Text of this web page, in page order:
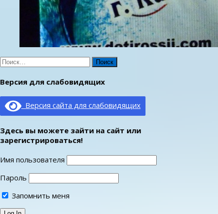
Найти:
Версия для слабовидящих
Версия сайта для слабовидящих
Здесь вы можете зайти на сайт или
зарегистрироваться!
Имя пользователя
Пароль
Запомнить меня